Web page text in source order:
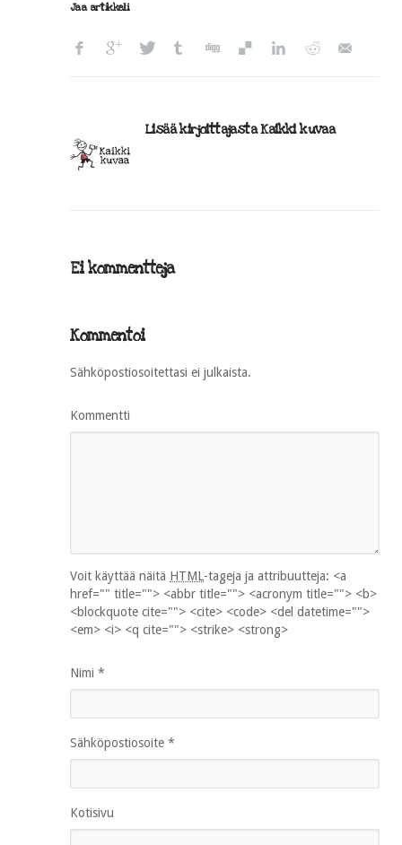
Jaa artikkeli
Lisää kirjoittajasta Kaikki kuvaa
Ei kommentteja
Kommentoi
Sähköpostiosoitettasi ei julkaista.
Kommentti
Voit käyttää näitä HTML-tageja ja attribuutteja: <a
href="" title=""> <abbr title=""> <acronym title=""> <b>
<blockquote cite=""> <cite> <code> <del datetime="">
<em> <i> <q cite=""> <strike> <strong>
Nimi *
Sähköpostiosoite *
Kotisivu